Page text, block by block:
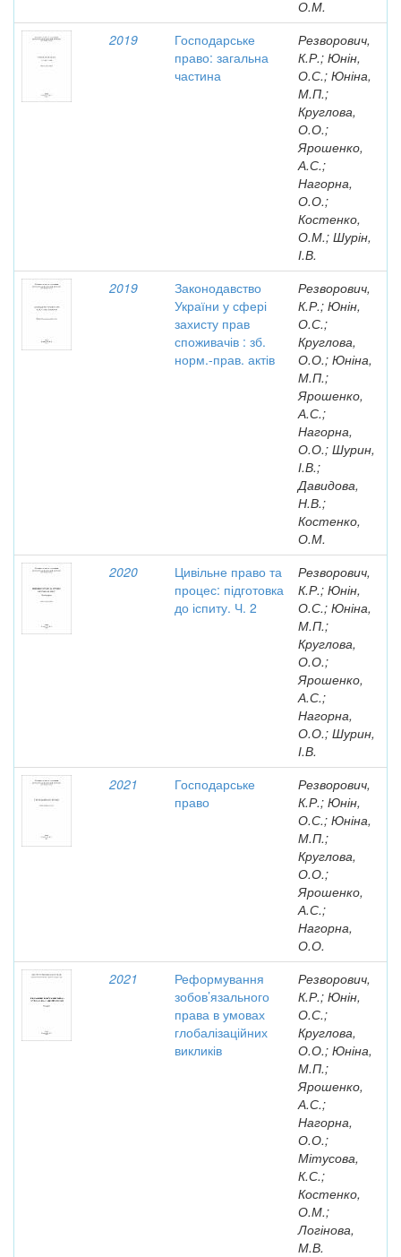
О.М.
2019
Господарське
право: загальна
частина
Резворович,
К.Р.; Юнін,
О.С.; Юніна,
М.П.;
Круглова,
О.О.;
Ярошенко,
А.С.;
Нагорна,
О.О.;
Костенко,
О.М.; Шурін,
І.В.
2019
Законодавство
України у сфері
захисту прав
споживачів : зб.
норм.-прав. актів
Резворович,
К.Р.; Юнін,
О.С.;
Круглова,
О.О.; Юніна,
М.П.;
Ярошенко,
А.С.;
Нагорна,
О.О.; Шурин,
І.В.;
Давидова,
Н.В.;
Костенко,
О.М.
2020
Цивільне право та
процес: підготовка
до іспиту. Ч. 2
Резворович,
К.Р.; Юнін,
О.С.; Юніна,
М.П.;
Круглова,
О.О.;
Ярошенко,
А.С.;
Нагорна,
О.О.; Шурин,
І.В.
2021
Господарське
право
Резворович,
К.Р.; Юнін,
О.С.; Юніна,
М.П.;
Круглова,
О.О.;
Ярошенко,
А.С.;
Нагорна,
О.О.
2021
Реформування
зобов’язального
права в умовах
глобалізаційних
викликів
Резворович,
К.Р.; Юнін,
О.С.;
Круглова,
О.О.; Юніна,
М.П.;
Ярошенко,
А.С.;
Нагорна,
О.О.;
Мітусова,
К.С.;
Костенко,
О.М.;
Логінова,
М.В.